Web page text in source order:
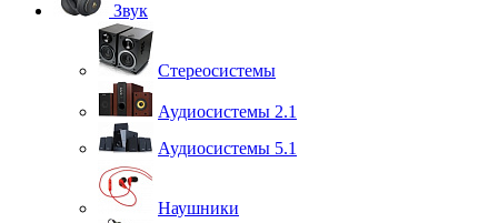
Звук
Стереосистемы
Аудиосистемы 2.1
Аудиосистемы 5.1
Наушники